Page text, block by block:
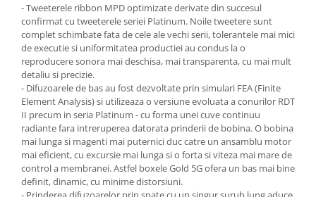
- Tweeterele ribbon MPD optimizate derivate din succesul
confirmat cu tweeterele seriei Platinum. Noile tweetere sunt
complet schimbate fata de cele ale vechi serii, tolerantele mai mici
de executie si uniformitatea productiei au condus la o
reproducere sonora mai deschisa, mai transparenta, cu mai mult
detaliu si precizie.
- Difuzoarele de bas au fost dezvoltate prin simulari FEA (Finite
Element Analysis) si utilizeaza o versiune evoluata a conurilor RDT
II precum in seria Platinum - cu forma unei cuve continuu
radiante fara intreruperea datorata prinderii de bobina. O bobina
mai lunga si magenti mai puternici duc catre un ansamblu motor
mai eficient, cu excursie mai lunga si o forta si viteza mai mare de
control a membranei. Astfel boxele Gold 5G ofera un bas mai bine
definit, dinamic, cu minime distorsiuni.